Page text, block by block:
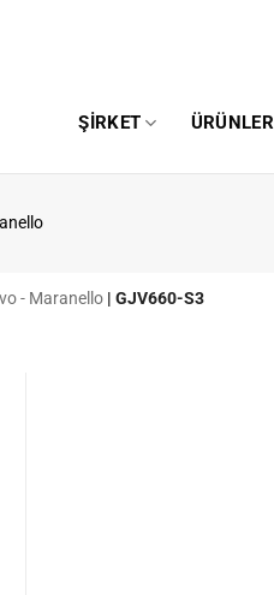
ŞIRKET ÜRÜNLER
- Maranello | GJV660-S3